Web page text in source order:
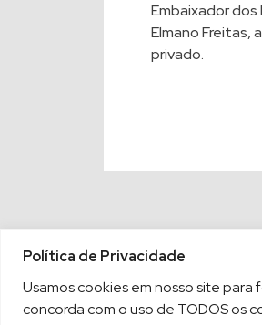
Política de Privacidade
Usamos cookies em nosso site para
concorda com o uso de TODOS os
Embaixador dos
Elmano Freitas,
privado.